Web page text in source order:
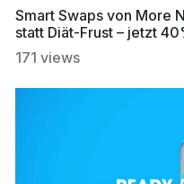
Smart Swaps von More
statt Diät-Frust – jetzt
171 views